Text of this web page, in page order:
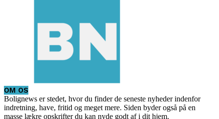
OM OS
Bolignews er stedet, hvor du finder de seneste nyheder indenfor
indretning, have, fritid og meget mere. Siden byder også på en
masse lækre opskrifter du kan nyde godt af i dit hjem.